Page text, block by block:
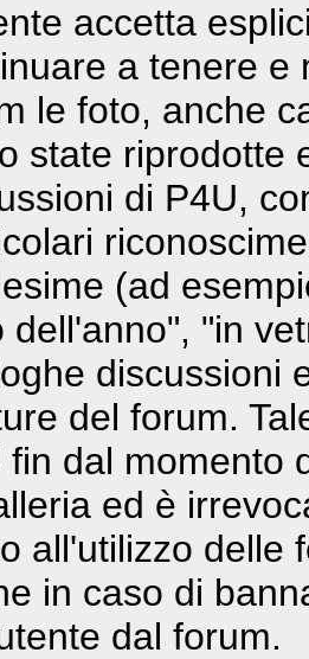
accetta
a tenere e
le foto, anche
state riprodotte
di P4U,
(ad
dell'anno", "in
discussioni
del forum.
fin dal momento
ed è
all'utilizzo delle
in caso di
dal forum.